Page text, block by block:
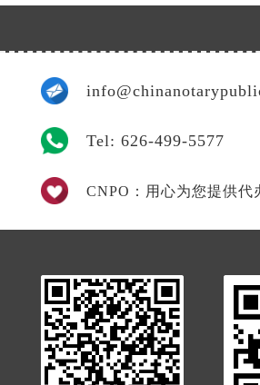
Tel: 626-499-5577
CNPO：用心为您提供代